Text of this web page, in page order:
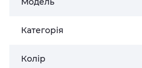
Категорія
Колір